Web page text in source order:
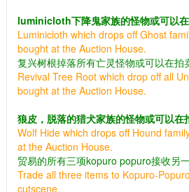
luminicloth下降鬼家族的怪物或可以在
Luminicloth which drops off Ghost
bought at the Auction House.
复兴树根掉落所有亡灵怪物或可以在拍
Revival Tree Root which drop off all
bought at the Auction House.
狼皮，脱落的猎犬家族的怪物或可以在
Wolf Hide which drops off Hound
at the Auction House.
贸易的所有三项kopuro popuro接收另一
Trade all three items to Kopuro-
cutscene.